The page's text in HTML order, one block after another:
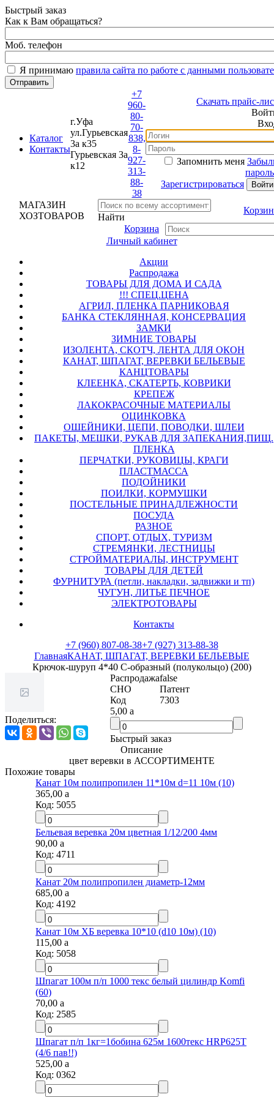
Быстрый заказ
Как к Вам обращаться?
Моб. телефон
Я принимаюправила сайта по работе с данными
Каталог
Контакты
г.Уфа
ул.Гурьевская
3а к35
Гурьевская 3а
к12
+7
960-
80-
70-
838,
8-
927-
313-
88-
38
Скачать прайс-лист
Войти
Вход
Запомнить меня Забыли
пароль?
Зарегистрироваться
МАГАЗИН
ХОЗТОВАРОВ
Найти
Корзина
Корзина
Личный кабинет
Акции
Распродажа
ТОВАРЫ ДЛЯ ДОМА И САДА
!!! СПЕЦ.ЦЕНА
АГРИЛ, ПЛЕНКА ПАРНИКОВАЯ
БАНКА СТЕКЛЯННАЯ, КОНСЕРВАЦИЯ
ЗАМКИ
ЗИМНИЕ ТОВАРЫ
ИЗОЛЕНТА, СКОТЧ, ЛЕНТА ДЛЯ ОКОН
КАНАТ, ШПАГАТ, ВЕРЕВКИ БЕЛЬЕВЫЕ
КАНЦТОВАРЫ
КЛЕЕНКА, СКАТЕРТЬ, КОВРИКИ
КРЕПЕЖ
ЛАКОКРАСОЧНЫЕ МАТЕРИАЛЫ
ОЦИНКОВКА
ОШЕЙНИКИ, ЦЕПИ, ПОВОДКИ, ШЛЕИ
ПАКЕТЫ, МЕШКИ, РУКАВ ДЛЯ ЗАПЕКАНИЯ,ПИЩ.
ПЛЕНКА
ПЕРЧАТКИ, РУКОВИЦЫ, КРАГИ
ПЛАСТМАССА
ПОДОЙНИКИ
ПОИЛКИ, КОРМУШКИ
ПОСТЕЛЬНЫЕ ПРИНАДЛЕЖНОСТИ
ПОСУДА
РАЗНОЕ
СПОРТ, ОТДЫХ, ТУРИЗМ
СТРЕМЯНКИ, ЛЕСТНИЦЫ
СТРОЙМАТЕРИАЛЫ, ИНСТРУМЕНТ
ТОВАРЫ ДЛЯ ДЕТЕЙ
ФУРНИТУРА (петли, накладки, задвижки и тп)
ЧУГУН, ЛИТЬЕ ПЕЧНОЕ
ЭЛЕКТРОТОВАРЫ
Контакты
+7 (960) 807-08-38+7 (927) 313-88-38
ГлавнаяКАНАТ, ШПАГАТ, ВЕРЕВКИ БЕЛЬЕВЫЕ
Крючок-шуруп 4*40 С-образный (полукольцо) (200)
Поделиться:
Распродажаfalse
СНО
Патент
Код
7303
5,00a
Быстрый заказ
Описание
цвет веревки в АССОРТИМЕНТЕ
Похожие товары
Канат 10м полипропилен 11*10м d=11 10м (10)
365,00a
Код:5055
Бельевая веревка 20м цветная 1/12/200 4мм
90,00a
Код:4711
Канат 20м полипропилен диаметр-12мм
685,00a
Код:4192
Канат 10м ХБ веревка 10*10 (d10 10м) (10)
115,00a
Код:5058
Шпагат 100м п/п 1000 текс белый цилиндр Komfi
(60)
70,00a
Код:2585
Шпагат п/п 1кг=1бобина 625м 1600текс HRP625T
(4/6 пав!!)
525,00a
Код:0362